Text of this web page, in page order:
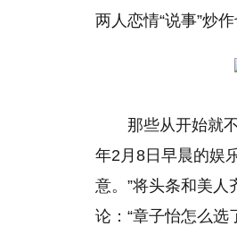
两人恋情“说事”炒
那些从开始就
年2月8日早晨的娱
意。”将头条和美
论：“章子怡怎么选